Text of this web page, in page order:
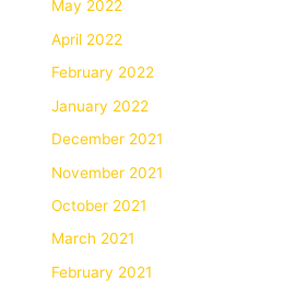
May 2022
April 2022
February 2022
January 2022
December 2021
November 2021
October 2021
March 2021
February 2021